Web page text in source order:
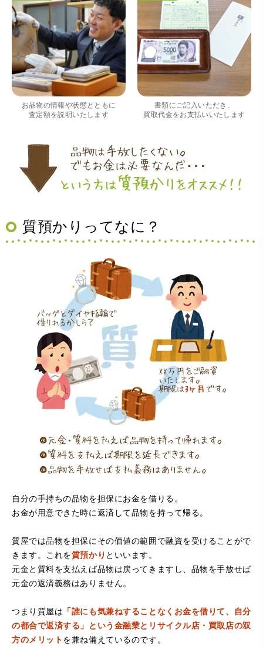
（大阪府大阪市）すごく丁寧に対応して頂きました。 ホー
ムページの皆様の評価がとても良かったので、質屋自体初
めての利用でしたが、対応して頂きました担当の方もすご
く良かったです。 これから質屋をご利用される方は是非オ
ススメです。
やすくとても良い時間になりました!!満足出来る買取です。
本当に有難う御座います!!
（大阪府寝屋川市）質屋さんは初めてて不安でしたが、他
店買い取りより高く思っていた以上の金額で大満足です。
説明もわかりやすく、優しい話し方の対応でとても良かっ
たです。
（大阪府堺市）電話対応の時からとても感じが良くて来店
でお世話になろうと思いました。ありがとうございまし
た。
お品物の情報や状態とともに
査定額を説明いたします
書類にご記入いただき、
買取代金をお支払いいたします
質預かりってなに？
自分の手持ちの品物を担保にお金を借りる。
お金が用意できた時に返済して品物を持って帰る。
質屋では品物を担保にその価値の範囲で融資を受けることがで
きます。これを質預かり といいます。
元金と質料を支払えば品物は戻ってきますし、品物を手放せば
元金の返済義務はありません。
つまり質屋は 「誰にも気兼ねすることなくお金を借りて、自分
の都合で返済する」という金融業とリサイクル店・買取店の双
方のメリットを兼ね備えているのです。